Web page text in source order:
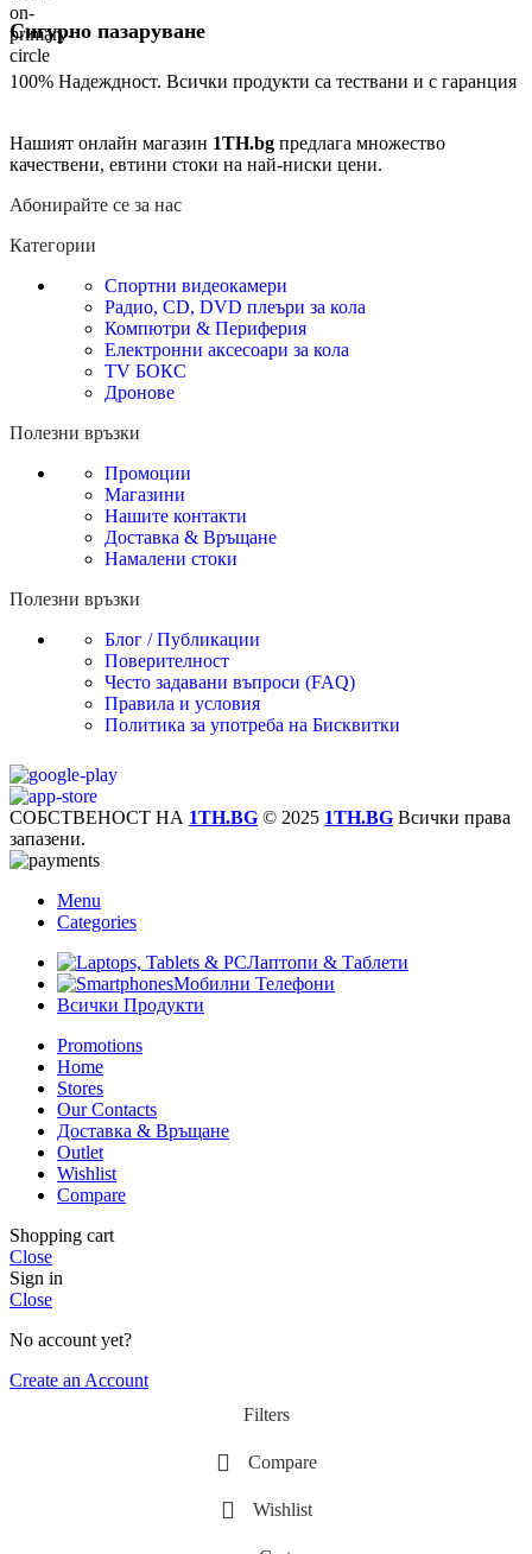
Сигурно пазаруване
100% Надеждност. Всички продукти са тествани и с гаранция
Нашият онлайн магазин 1TH.bg предлага множество
качествени, евтини стоки на най-ниски цени.
Абонирайте се за нас
Категории
Спортни видеокамери
Радио, CD, DVD плеъри за кола
Компютри & Периферия
Електронни аксесоари за кола
TV БОКС
Дронове
Полезни връзки
Промоции
Магазини
Нашите контакти
Доставка & Връщане
Намалени стоки
Полезни връзки
Блог / Публикации
Поверителност
Често задавани въпроси (FAQ)
Правила и условия
Политика за употреба на Бисквитки
СОБСТВЕНОСТ НА 1TH.BG © 2025 1TH.BG Всички права
запазени.
Menu
Categories
Лаптопи & Таблети
Мобилни Телефони
Всички Продукти
Promotions
Home
Stores
Our Contacts
Доставка & Връщане
Outlet
Wishlist
Compare
Shopping cart
Close
Sign in
Close
No account yet?
Create an Account
Filters
Compare
Wishlist